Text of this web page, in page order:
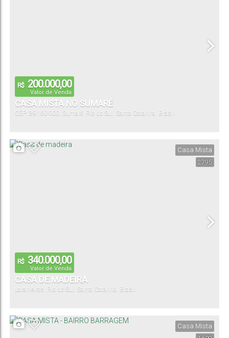
R$ 200.000,00
Valor de Venda
CASA MISTA NO SUMARÉ
CEP: 89160-000 Sumaré Rio do Sul Santa Catarina Brasil
2795
Casa Mista
R$ 340.000,00
Valor de Venda
CASA DE MADEIRA
Laranjeiras Rio do Sul Santa Catarina Brasil
Casa Mista